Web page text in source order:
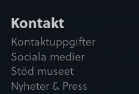
Kontakt
Kontaktuppgifter
Sociala medier
Stöd museet
Nyheter & Press